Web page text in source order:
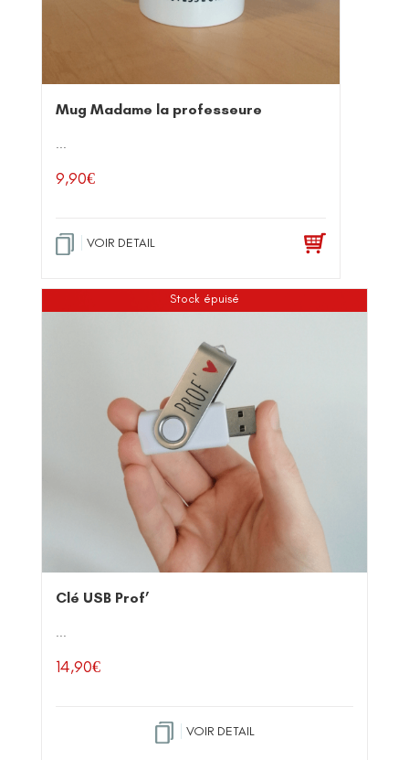
Mug Madame la professeure
...
9,90€
VOIR DETAIL
Stock épuisé
Clé USB Prof’
...
14,90€
VOIR DETAIL